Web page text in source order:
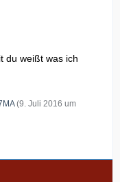
du weißt was ich
(9. Juli 2016 um